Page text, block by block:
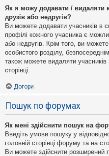
Як я можу додавати / видаляти
друзів або недругів?
Ви можете додавати учасників в
профілі кожного учасника є
або недругів. Крім того, ви
особистого розділу,
також можете видаляти учасників
сторінці.
Догори
Пошук по форумах
Як мені здійснити пошук на
Введіть умови пошуку у
головній сторінці форуму та на
Ви можете здійснити